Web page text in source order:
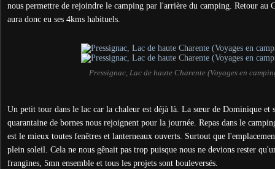
nous permettre de rejoindre le camping par l'arrière du camping. Retour au
aura donc eu ses 4kms habituels.
Pressignac, Lac de haute Charente (Voyages en
Un petit tour dans le lac car la chaleur est déjà là. La sœur de Dominique et
quarantaine de bornes nous rejoignent pour la journée. Repas dans le
est le mieux toutes fenêtres et lanterneaux ouverts. Surtout que
plein soleil. Cela ne nous gênait pas trop puisque nous ne devions rester
frangines, 5mn ensemble et tous les projets sont bouleversés.